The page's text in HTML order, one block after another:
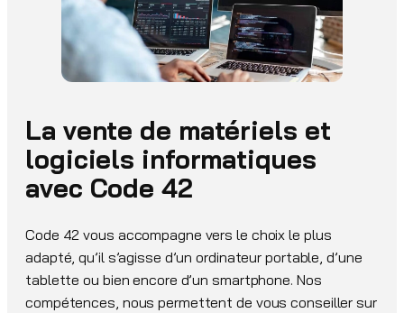
La vente de matériels et
logiciels informatiques
avec Code 42
Code 42 vous accompagne vers le choix le plus
adapté, qu’il s’agisse d’un ordinateur portable, d’une
tablette ou bien encore d’un smartphone. Nos
compétences, nous permettent de vous conseiller sur